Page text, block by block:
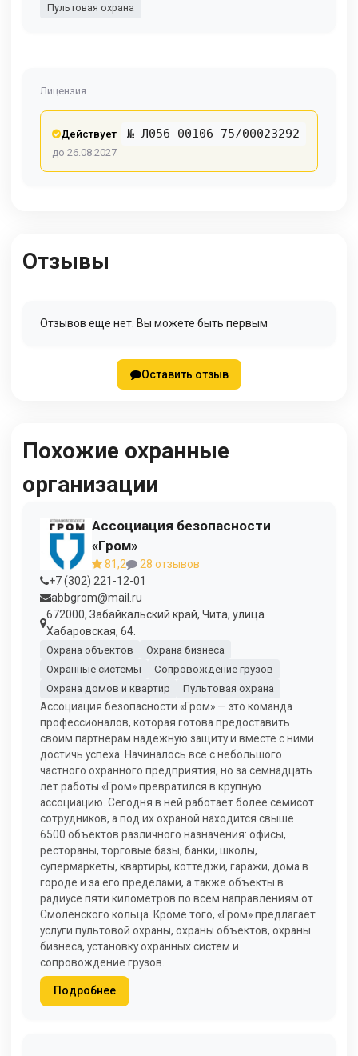
Пультовая охрана
Лицензия
Действует № Л056-00106-75/00023292
до 26.08.2027
Отзывы
Отзывов еще нет. Вы можете быть первым
Оставить отзыв
Похожие охранные
организации
Ассоциация безопасности
«Гром»
81,2
28 отзывов
+7 (302) 221-12-01
abbgrom@mail.ru
672000, Забайкальский край, Чита, улица
Хабаровская, 64.
Охрана объектов
Охрана бизнеса
Охранные системы
Сопровождение грузов
Охрана домов и квартир
Пультовая охрана
Ассоциация безопасности «Гром» — это команда
профессионалов, которая готова предоставить
своим партнерам надежную защиту и вместе с ними
достичь успеха. Начиналось все с небольшого
частного охранного предприятия, но за семнадцать
лет работы «Гром» превратился в крупную
ассоциацию. Сегодня в ней работает более семисот
сотрудников, а под их охраной находится свыше
6500 объектов различного назначения: офисы,
рестораны, торговые базы, банки, школы,
супермаркеты, квартиры, коттеджи, гаражи, дома в
городе и за его пределами, а также объекты в
радиусе пяти километров по всем направлениям от
Смоленского кольца. Кроме того, «Гром» предлагает
услуги пультовой охраны, охраны объектов, охраны
бизнеса, установку охранных систем и
сопровождение грузов.
Подробнее